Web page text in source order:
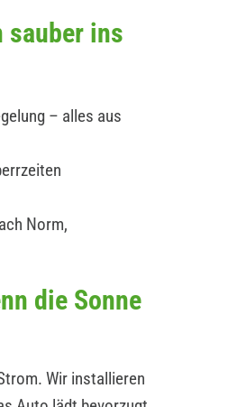
sauber ins
– alles aus
Norm,
die Sonne
Wir installieren